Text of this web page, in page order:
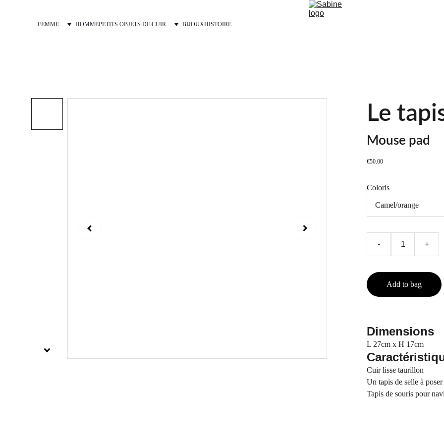
FEMME HOMMEPETITS OBJETS DE CUIR BIJOUXHISTOIRE
Le
Mouse pad
€50.00
Coloris
- +
Add to bag
Dimensions
L 27cm x H 17cm
Cuir lisse taurillon
Un tapis de selle à
Tapis de souris pour